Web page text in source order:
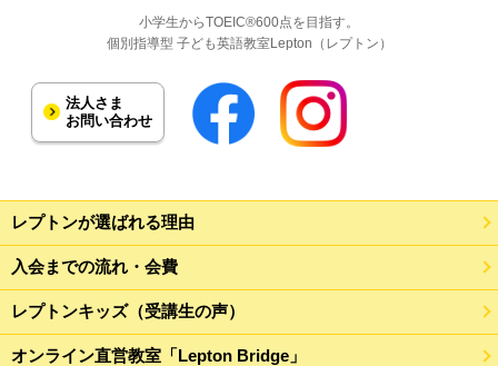
小学生からTOEIC®600点を目指す。
個別指導型 子ども英語教室Lepton（レプトン）
法人さま
お問い合わせ
レプトンが選ばれる理由
入会までの流れ・会費
レプトンキッズ（受講生の声）
オンライン直営教室「Lepton Bridge」